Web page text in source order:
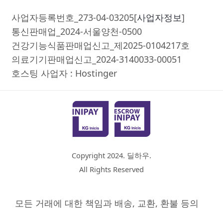
사업자등록번호_273-04-03205[사업자정보]
통신판매업_2024-서울양천-0500
건강기능식품판매업신고_제2025-0104217호
의료기기판매업신고_2024-3140033-00051
호스팅 사업자 : Hostinger
Copyright 2024. 딜하우.
All Rights Reserved
모든 거래에 대한 책임과 배송, 교환, 환불 등의